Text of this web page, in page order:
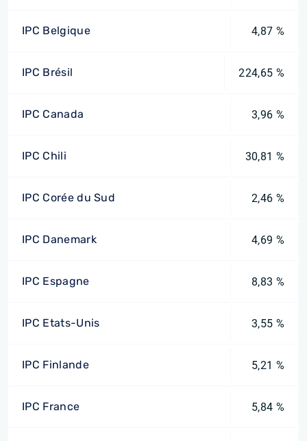
IPC Belgique 4,87 %
IPC Brésil 224,65 %
IPC Canada 3,96 %
IPC Chili 30,81 %
IPC Corée du Sud 2,46 %
IPC Danemark 4,69 %
IPC Espagne 8,83 %
IPC Etats-Unis 3,55 %
IPC Finlande 5,21 %
IPC France 5,84 %